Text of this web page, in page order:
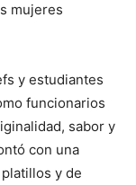
mujeres
y estudiantes
funcionarios
sabor y
con una
y de